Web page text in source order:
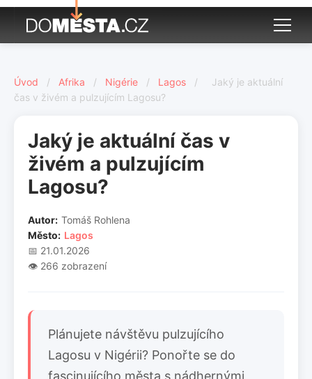
Úvod / Afrika / Nigérie / Lagos /
Jaký je aktuální
čas v živém a pulzujícím Lagosu?
Jaký je aktuální čas v
živém a pulzujícím
Lagosu?
Autor: Tomáš Rohlena
Město: Lagos
📅 21.01.2026
👁️ 266 zobrazení
Plánujete návštěvu pulzujícího
Lagosu v Nigérii? Ponořte se do
fascinujícího města s nádhernými